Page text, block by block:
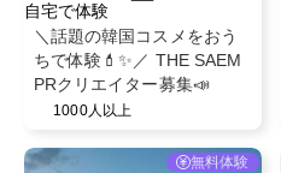
自宅で体験
＼話題の韓国コスメをおう
ちで体験💄✨／ THE SAEM
PRクリエイター募集📣
1000人以上
無料体験